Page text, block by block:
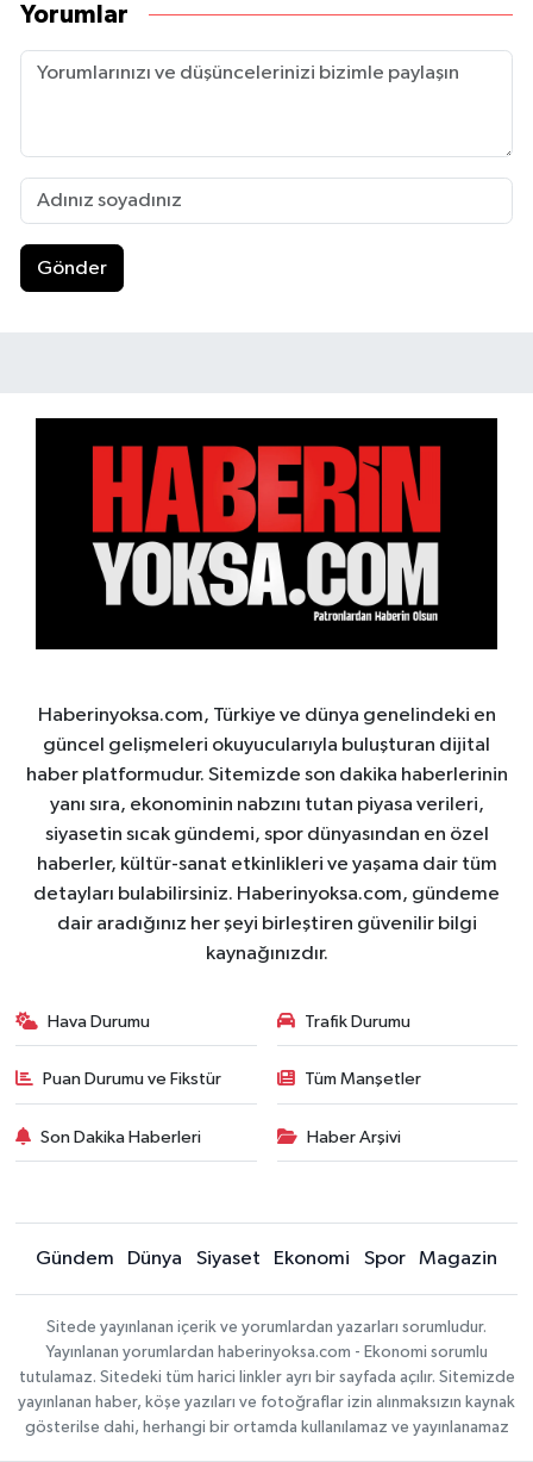
Yorumlar
Gönder
Haberinyoksa.com, Türkiye ve dünya genelindeki en
güncel gelişmeleri okuyucularıyla buluşturan dijital
haber platformudur. Sitemizde son dakika haberlerinin
yanı sıra, ekonominin nabzını tutan piyasa verileri,
siyasetin sıcak gündemi, spor dünyasından en özel
haberler, kültür-sanat etkinlikleri ve yaşama dair tüm
detayları bulabilirsiniz. Haberinyoksa.com, gündeme
dair aradığınız her şeyi birleştiren güvenilir bilgi
kaynağınızdır.
Hava Durumu Trafik Durumu
Puan Durumu ve Fikstür Tüm Manşetler
Son Dakika Haberleri Haber Arşivi
Gündem Dünya Siyaset Ekonomi Spor Magazin
Sitede yayınlanan içerik ve yorumlardan yazarları sorumludur.
Yayınlanan yorumlardan haberinyoksa.com - Ekonomi sorumlu
tutulamaz. Sitedeki tüm harici linkler ayrı bir sayfada açılır. Sitemizde
yayınlanan haber, köşe yazıları ve fotoğraflar izin alınmaksızın kaynak
gösterilse dahi, herhangi bir ortamda kullanılamaz ve yayınlanamaz